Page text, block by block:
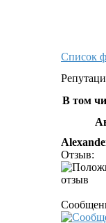
Список
В том
Отзыв: